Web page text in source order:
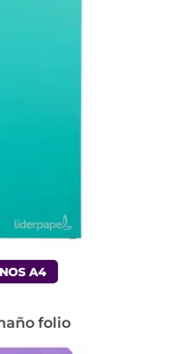
A4
folio